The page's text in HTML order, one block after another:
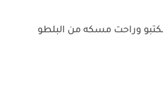
وراحت مسكه من البلطو